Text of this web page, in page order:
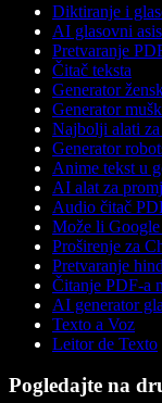
Diktiranje i
AI glasovni
Pretvaranje
Čitač teksta
Generator
Generator
Najbolji alati
Generator
Anime tekst u
AI alat za
Audio čitač
Može li Google
Proširenje za
Pretvaranje
Čitanje PDF-a
AI generator
Texto a Voz
Leitor de Texto
Pogledajte na